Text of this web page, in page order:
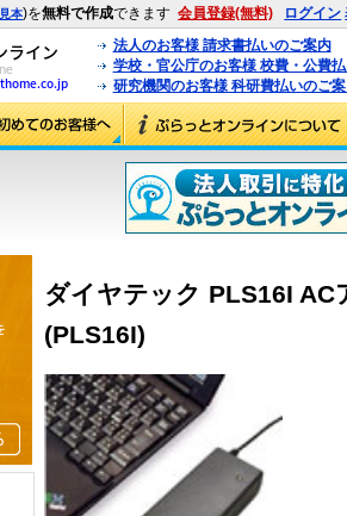
見本)を無料で作成できます 会員登録(無料) ログイン
法人のお客様 請求書払いのご案内
学校・官公庁のお客様 校費・公費
研究機関のお客様 科研費払いのご
ダイヤテック PLS16I AC
(PLS16I)